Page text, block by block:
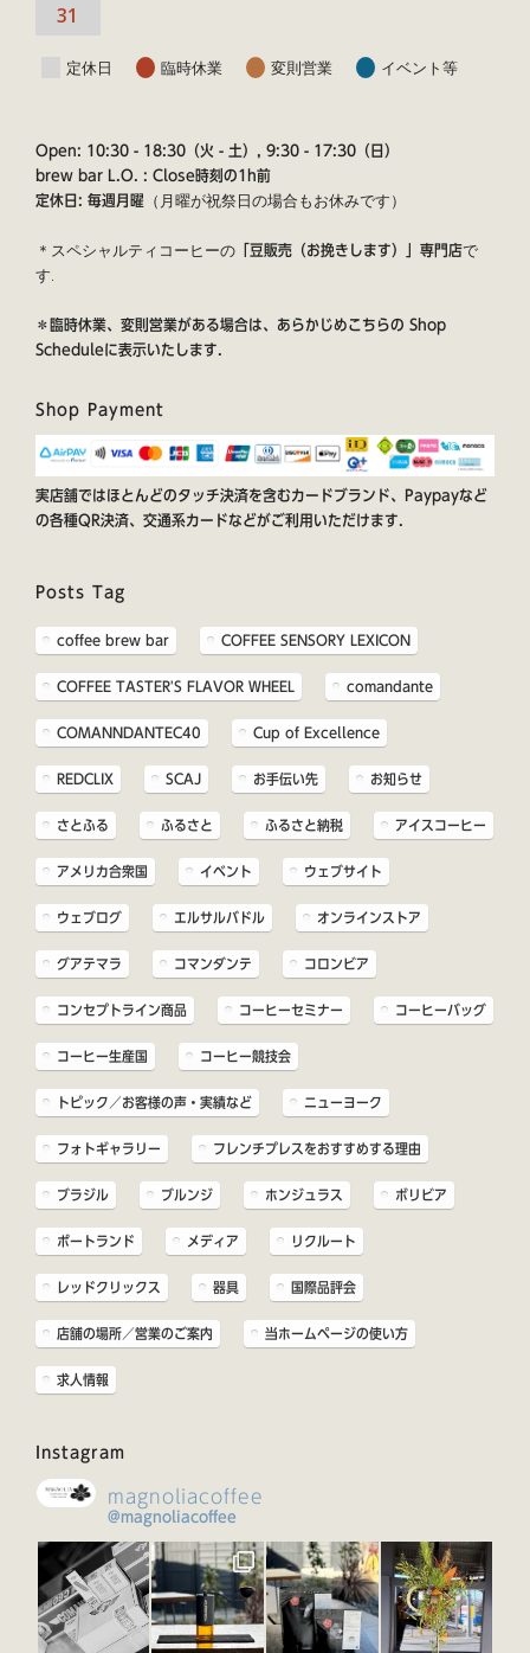
31
定休日 臨時休業 変則営業 イベント等
Open: 10:30 - 18:30（火 - 土）, 9:30 - 17:30（日）
brew bar L.O. : Close時刻の1h前
定休日: 毎週月曜
（月曜が祝祭日の場合もお休みです）
＊スペシャルティコーヒーの「豆販売（お挽きします）」専門店で
す.
＊臨時休業、変則営業がある場合は、あらかじめこちらの Shop
Scheduleに表示いたします.
Shop Payment
実店舗ではほとんどのタッチ決済を含むカードブランド、Paypayなど
の各種QR決済、交通系カードなどがご利用いただけます.
Posts Tag
coffee brew bar COFFEE SENSORY LEXICON
COFFEE TASTER'S FLAVOR WHEEL comandante
COMANNDANTEC40 Cup of Excellence
REDCLIX SCAJ お手伝い先 お知らせ
さとふる ふるさと ふるさと納税 アイスコーヒー
アメリカ合衆国 イベント ウェブサイト
ウェブログ エルサルバドル オンラインストア
グアテマラ コマンダンテ コロンビア
コンセプトライン商品 コーヒーセミナー コーヒーバッグ
コーヒー生産国 コーヒー競技会
トピック／お客様の声・実績など ニューヨーク
フォトギャラリー フレンチプレスをおすすめする理由
ブラジル ブルンジ ホンジュラス ボリビア
ポートランド メディア リクルート
レッドクリックス 器具 国際品評会
店舗の場所／営業のご案内 当ホームページの使い方
求人情報
Instagram
magnoliacoffee
@magnoliacoffee